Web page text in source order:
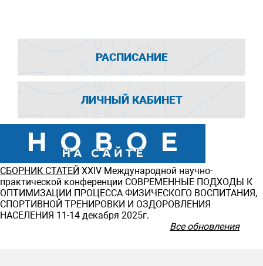
РАСПИСАНИЕ
ЛИЧНЫЙ КАБИНЕТ
СБОРНИК СТАТЕЙ ХXIV Международной научно-
практической конференции СОВРЕМЕННЫЕ ПОДХОДЫ К
ОПТИМИЗАЦИИ ПРОЦЕССА ФИЗИЧЕСКОГО ВОСПИТАНИЯ,
СПОРТИВНОЙ ТРЕНИРОВКИ И ОЗДОРОВЛЕНИЯ
НАСЕЛЕНИЯ 11-14 декабря 2025г.
Все обновления